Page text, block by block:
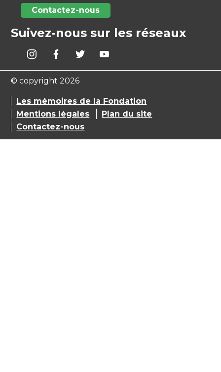
Contactez-nous
Suivez-nous sur les réseaux
© copyright 2026
Les mémoires de la Fondation
Mentions légales
Plan du site
Contactez-nous